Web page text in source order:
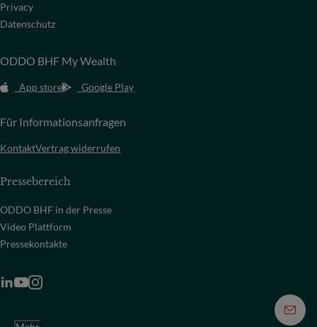
Privacy
Datenschutz
ODDO BHF My Wealth
App store Google Play
Für Informationsanfragen
KontaktVertrag widerrufen
Pressebereich
ODDO BHF in der Presse
Video Plattform
Pressekontakte